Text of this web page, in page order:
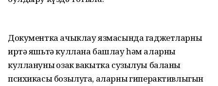
Документка ачыклау язмасында гаджетларны
иртә яшьтә куллана башлау һәм аларны
куллануның озак вакытка сузылуы баланың
психикасы бозылуга, аларның гиперактивлыгын